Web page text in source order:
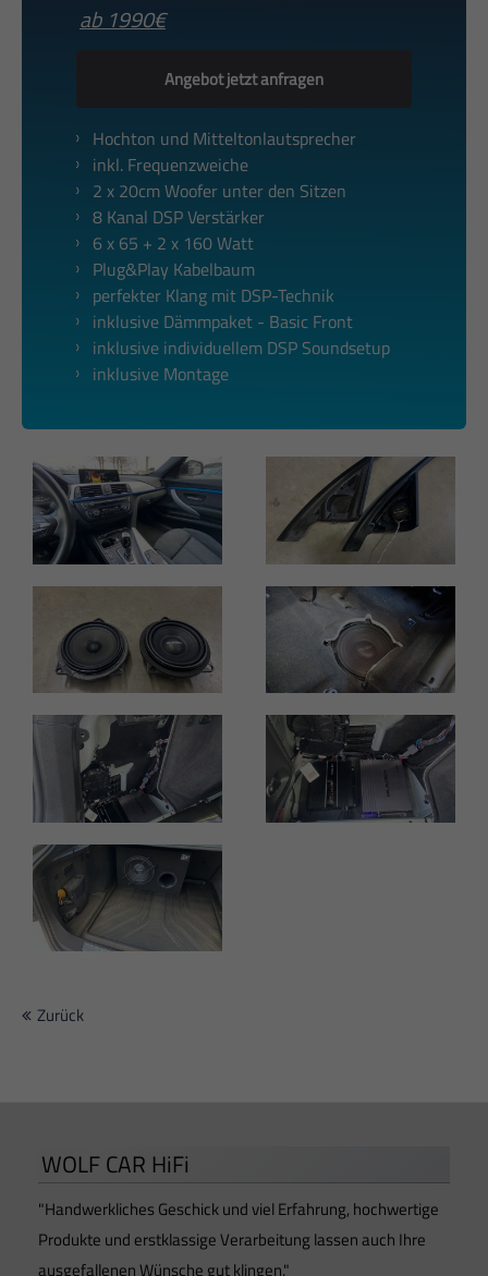
ab 1990€
Angebot jetzt anfragen
Hochton und Mitteltonlautsprecher
inkl. Frequenzweiche
2 x 20cm Woofer unter den Sitzen
8 Kanal DSP Verstärker
6 x 65 + 2 x 160 Watt
Plug&Play Kabelbaum
perfekter Klang mit DSP-Technik
inklusive Dämmpaket - Basic Front
inklusive individuellem DSP Soundsetup
inklusive Montage
Zurück
WOLF CAR HiFi
"Handwerkliches Geschick und viel Erfahrung, hochwertige
Produkte und erstklassige Verarbeitung lassen auch Ihre
ausgefallenen Wünsche gut klingen."